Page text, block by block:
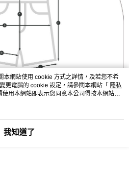
本網站使用 cookie 方式之詳情，及若您不希
更電腦的 cookie 設定，請參閱本網站「 隱私
使用本網站即表示您同意本公司得按本網站使
我知道了